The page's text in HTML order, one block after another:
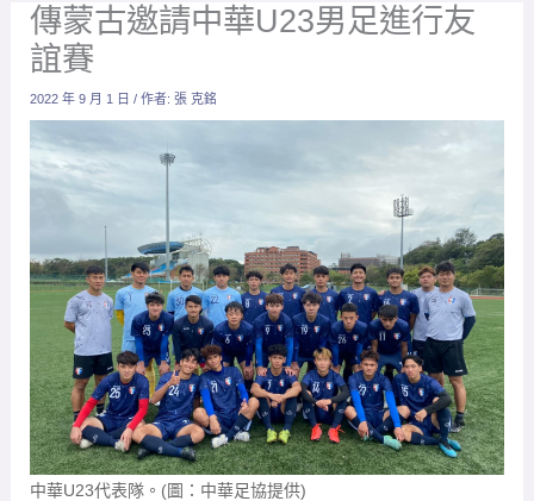
傳蒙古邀請中華U23男足進行友
誼賽
2022 年 9 月 1 日/ 作者:張 克銘
中華U23代表隊。(圖：中華足協提供)